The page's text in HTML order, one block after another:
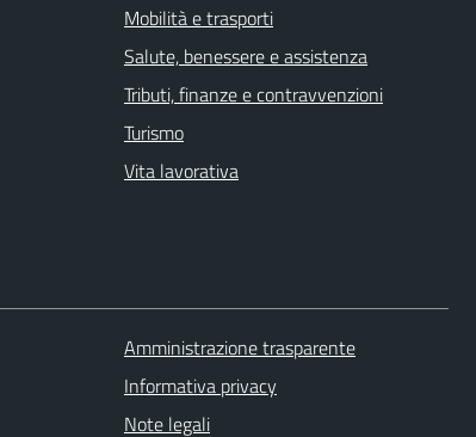
Mobilità e trasporti
Salute, benessere e assistenza
Tributi, finanze e contravvenzioni
Turismo
Vita lavorativa
Amministrazione trasparente
Informativa privacy
Note legali